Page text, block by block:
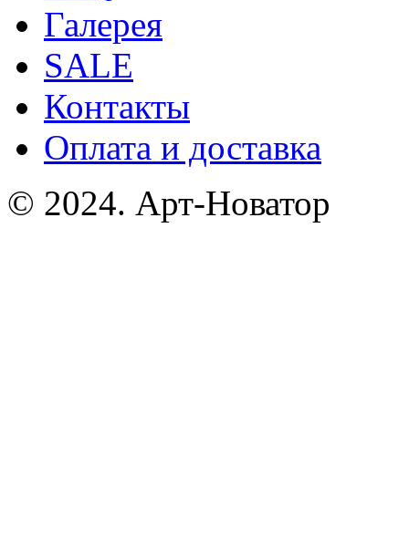
Галерея
SALE
Контакты
Оплата и доставка
© 2024. Арт-Новатор